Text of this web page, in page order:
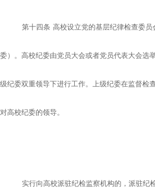
第十四条 高校设立党的基层纪律检查委
委）。高校纪委由党员大会或者党员代表大会选
级纪委双重领导下进行工作。上级纪委在监督检
对高校纪委的领导。
实行向高校派驻纪检监察机构的，派驻纪